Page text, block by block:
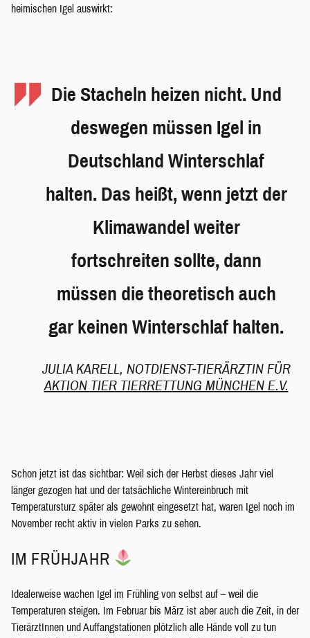
heimischen Igel auswirkt:
Die Stacheln heizen nicht. Und
deswegen müssen Igel in
Deutschland Winterschlaf
halten. Das heißt, wenn jetzt der
Klimawandel weiter
fortschreiten sollte, dann
müssen die theoretisch auch
gar keinen Winterschlaf halten.
JULIA KARELL, NOTDIENST-TIERÄRZTIN FÜR
AKTION TIER TIERRETTUNG MÜNCHEN E.V.
Schon jetzt ist das sichtbar: Weil sich der Herbst dieses Jahr viel
länger gezogen hat und der tatsächliche Wintereinbruch mit
Temperatursturz später als gewohnt eingesetzt hat, waren Igel noch im
November recht aktiv in vielen Parks zu sehen.
IM FRÜHJAHR
Idealerweise wachen Igel im Frühling von selbst auf – weil die
Temperaturen steigen. Im Februar bis März ist aber auch die Zeit, in der
TierärztInnen und Auffangstationen plötzlich alle Hände voll zu tun